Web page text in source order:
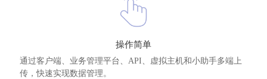
操作简单
通过客户端、业务管理平台、API、虚拟主机和小助手多端上
传，快速实现数据管理。